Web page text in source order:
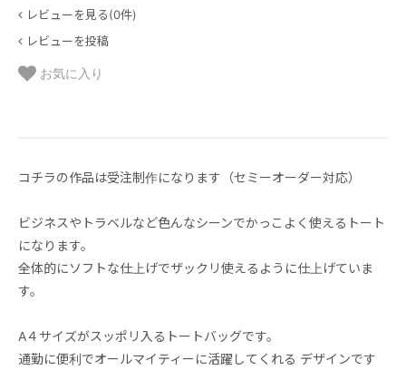
レビューを見る(0件)
レビューを投稿
お気に入り
コチラの作品は受注制作になります（セミーオーダー対応）
ビジネスやトラベルなど色んなシーンでかっこよく使えるトート
になります。
全体的にソフトな仕上げでザックリ使えるように仕上げていま
す。
A４サイズがスッポリ入るトートバッグです。
通勤に便利でオールマイティーに活躍してくれる デザインです